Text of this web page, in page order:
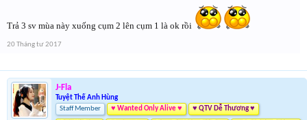
Trả 3 sv mùa này xuống cụm 2 lên cụm 1 là ok rồi
20 Tháng tư 2017
J-Fla
Tuyệt Thế Anh Hùng
Staff Member
♥ Wanted Only Alive ♥ ♥ QTV Dễ Thương ♥